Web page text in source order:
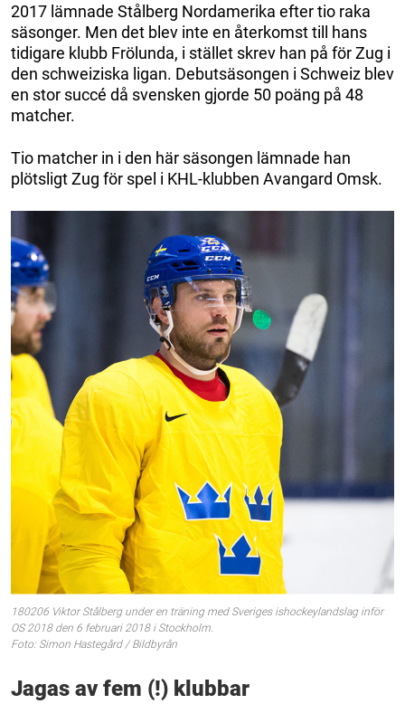
2017 lämnade Stålberg Nordamerika efter tio raka
säsonger. Men det blev inte en återkomst till hans
tidigare klubb Frölunda, i stället skrev han på för Zug i
den schweiziska ligan. Debutsäsongen i Schweiz blev
en stor succé då svensken gjorde 50 poäng på 48
matcher.
Tio matcher in i den här säsongen lämnade han
plötsligt Zug för spel i KHL-klubben Avangard Omsk.
180206 Viktor Stålberg under en träning med Sveriges ishockeylandslag inför
OS 2018 den 6 februari 2018 i Stockholm.
Foto: Simon Hastegård / Bildbyrån
Jagas av fem (!) klubbar